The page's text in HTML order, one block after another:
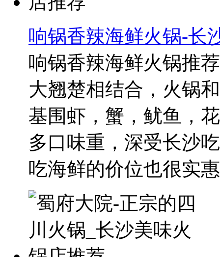
响锅香辣海鲜火锅-长
响锅香辣海鲜火锅推
大翘楚相结合，火锅
基围虾，蟹，鱿鱼，
多口味重，深受长沙
吃海鲜的价位也很实